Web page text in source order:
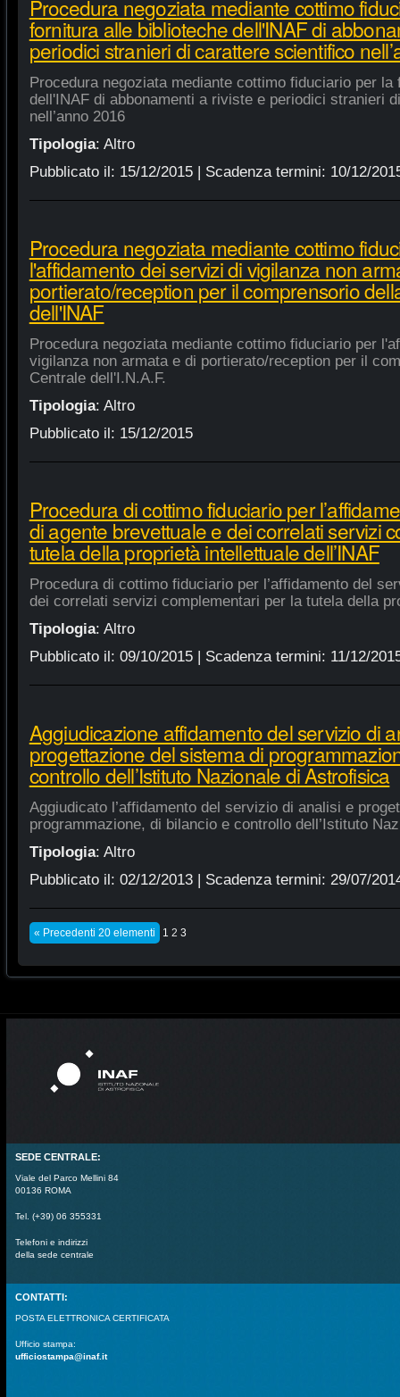
Procedura negoziata mediante cottimo
fornitura alle biblioteche dell'INAF di
periodici stranieri di carattere scientifico
Procedura negoziata mediante cottimo fiduciario per la
dell'INAF di abbonamenti a riviste e periodici stranieri
nell’anno 2016
Tipologia: Altro
Pubblicato il: 15/12/2015| Scadenza termini: 10/12/
Procedura negoziata mediante cottimo
l'affidamento dei servizi di vigilanza non
portierato/reception per il comprensorio
dell'INAF
Procedura negoziata mediante cottimo fiduciario per
vigilanza non armata e di portierato/reception per il
Centrale dell'I.N.A.F.
Tipologia: Altro
Pubblicato il: 15/12/2015
Procedura di cottimo fiduciario per
di agente brevettuale e dei correlati servizi
tutela della proprietà intellettuale dell’INAF
Procedura di cottimo fiduciario per l’affidamento del
dei correlati servizi complementari per la tutela della
Tipologia: Altro
Pubblicato il: 09/10/2015| Scadenza termini: 11/12/
Aggiudicazione affidamento del servizio di
progettazione del sistema di
controllo dell’Istituto Nazionale di Astrofisica
Aggiudicato l’affidamento del servizio di analisi e
programmazione, di bilancio e controllo dell’Istituto
Tipologia: Altro
Pubblicato il: 02/12/2013| Scadenza termini: 29/07/
« Precedenti 20 elementi 1 2 3
SEDE CENTRALE:
Viale del Parco Mellini 84
00136 ROMA
Tel. (+39) 06 355331
Telefoni e indirizzi
della sede centrale
CONTATTI:
POSTA ELETTRONICA CERTIFICATA
Ufficio stampa:
ufficiostampa@inaf.it